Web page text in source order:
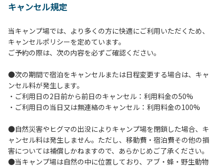
【ご利用上の注意事項ならびに禁止事項】
２.安全管理上、お子様の単独での行動はご遠慮ください。
３.調度品などの持ち出しはしないでください。
４.午後10時以降の花火の使用は禁止です。
使用、夜間の大声での談笑等）や他人に嫌悪感を与えるよう
な行為はお止めください。
６.芝生や地面での直火による焚き火、BBQ、キャンプファ
イヤーは禁止します。
台の利用後は炭の鎮火の確認をお願いいたします。
８.バンガローの芝生にはテントは張らないでください。（タ
ープは１つまで可）
９.各自で出されましたゴミは全てお持ち帰りください。（使
キャンセル規定
当キャンプ場では、より多くの方に快適にご利用いただくため、
キャンセルポリシーを定めています。
ご予約の際は、次の内容を必ずご確認ください。
●次の期間で宿泊をキャンセルまたは日程変更する場合は、キャ
ンセル料が発生します。
・ご利用日の2日前から前日のキャンセル：利用料金の50%
・ご利用日の当日又は無連絡のキャンセル：利用料金の100%
●自然災害やヒグマの出没によりキャンプ場を閉鎖した場合、キ
ャンセル料は発生しません。ただし、移動費・宿泊費その他の損
害については補償しかねますので、あらかじめご了承ください。
●当キャンプ場は自然の中に位置しており、アブ・蜂・野生動物